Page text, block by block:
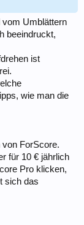
Umblättern
beeindruckt,
ist
wie man die
ForScore.
für 10 € jährlich
Pro klicken,
sich das